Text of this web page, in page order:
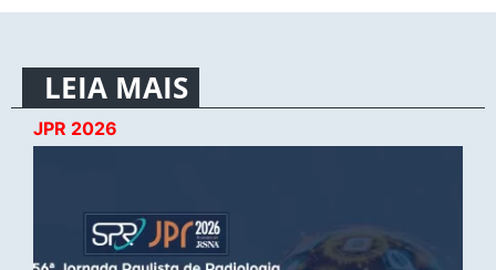
LEIA MAIS
JPR 2026